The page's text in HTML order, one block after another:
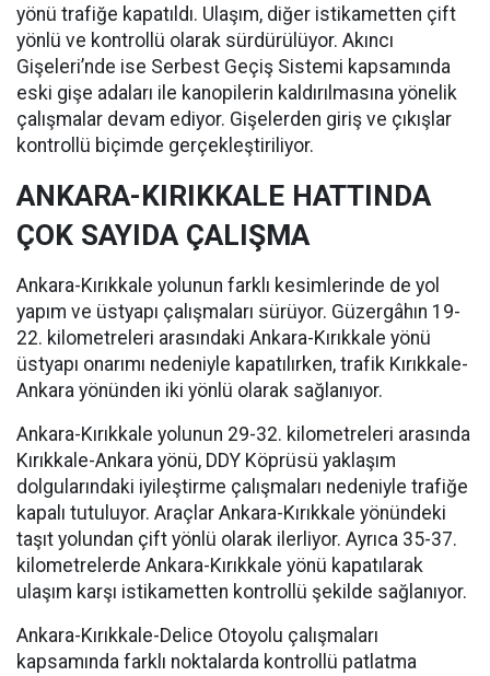
yönü trafiğe kapatıldı. Ulaşım, diğer istikametten çift
yönlü ve kontrollü olarak sürdürülüyor. Akıncı
Gişeleri’nde ise Serbest Geçiş Sistemi kapsamında
eski gişe adaları ile kanopilerin kaldırılmasına yönelik
çalışmalar devam ediyor. Gişelerden giriş ve çıkışlar
kontrollü biçimde gerçekleştiriliyor.
ANKARA-KIRIKKALE HATTINDA
ÇOK SAYIDA ÇALIŞMA
Ankara-Kırıkkale yolunun farklı kesimlerinde de yol
yapım ve üstyapı çalışmaları sürüyor. Güzergâhın 19-
22. kilometreleri arasındaki Ankara-Kırıkkale yönü
üstyapı onarımı nedeniyle kapatılırken, trafik Kırıkkale-
Ankara yönünden iki yönlü olarak sağlanıyor.
Ankara-Kırıkkale yolunun 29-32. kilometreleri arasında
Kırıkkale-Ankara yönü, DDY Köprüsü yaklaşım
dolgularındaki iyileştirme çalışmaları nedeniyle trafiğe
kapalı tutuluyor. Araçlar Ankara-Kırıkkale yönündeki
taşıt yolundan çift yönlü olarak ilerliyor. Ayrıca 35-37.
kilometrelerde Ankara-Kırıkkale yönü kapatılarak
ulaşım karşı istikametten kontrollü şekilde sağlanıyor.
Ankara-Kırıkkale-Delice Otoyolu çalışmaları
kapsamında farklı noktalarda kontrollü patlatma